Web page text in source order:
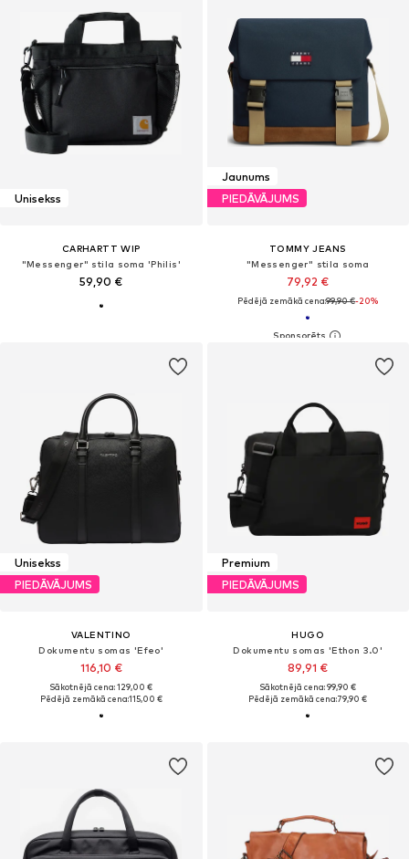
Unisekss
CARHARTT WIP
"Messenger" stila soma 'Philis'
59,90 €
Jaunums
PIEDĀVĀJUMS
TOMMY JEANS
"Messenger" stila soma
79,92 €
Pēdējā zemākā cena:99,90 €-20%
Unisekss
PIEDĀVĀJUMS
VALENTINO
Dokumentu somas 'Efeo'
116,10 €
Sākotnējā cena: 129,00 €
Pēdējā zemākā cena:115,00 €
Premium
PIEDĀVĀJUMS
HUGO
Dokumentu somas 'Ethon 3.0'
89,91 €
Sākotnējā cena: 99,90 €
Pēdējā zemākā cena:79,90 €